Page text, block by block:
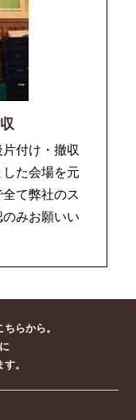
付け・撤収
た会場を元
て弊社のス
みお願いい
らから。
。